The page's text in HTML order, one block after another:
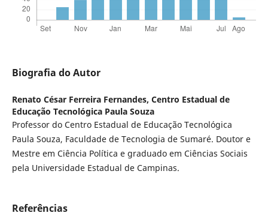
Biografia do Autor
Renato César Ferreira Fernandes, Centro Estadual de
Educação Tecnológica Paula Souza
Professor do Centro Estadual de Educação Tecnológica
Paula Souza, Faculdade de Tecnologia de Sumaré. Doutor e
Mestre em Ciência Política e graduado em Ciências Sociais
pela Universidade Estadual de Campinas.
Referências